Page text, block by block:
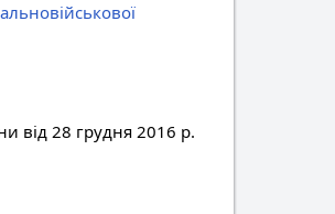
від 28 грудня 2016 р.